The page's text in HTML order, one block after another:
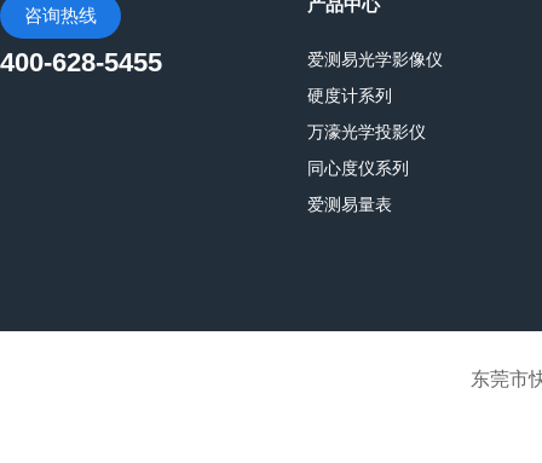
咨询热线
400-628-5455
产品中心
爱测易光学影像仪
硬度计系列
万濠光学投影仪
同心度仪系列
爱测易量表
东莞市